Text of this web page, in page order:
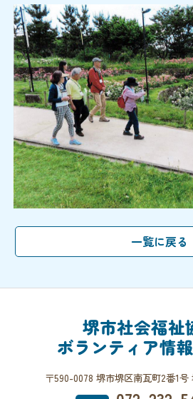
堺市社会福祉
ボランティア情
〒590-0078 堺市堺区南瓦町2番1